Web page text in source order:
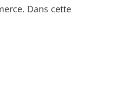
Dans cette